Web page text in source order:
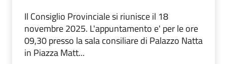
Il Consiglio Provinciale si riunisce il 18
novembre 2025. L'appuntamento e' per le ore
09,30 presso la sala consiliare di Palazzo Natta
in Piazza Matt...